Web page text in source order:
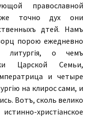
православной
точно духѣ они
дѣтей. Намъ
порою ежедневно
литургія, о чемъ
Царской Семьи,
и четыре
на клиросѣ сами, и
Вотъ, сколь велико
христіанское